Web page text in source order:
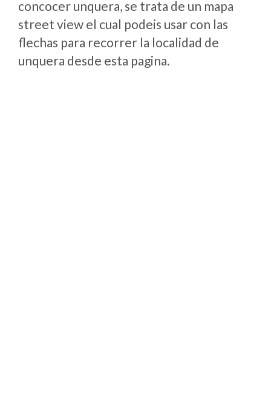
concocer unquera, se trata de un mapa
street view el cual podeis usar con las
flechas para recorrer la localidad de
unquera desde esta pagina.